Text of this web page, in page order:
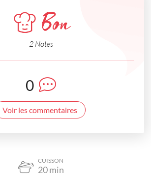
Bon
2 Notes
0
Voir les commentaires
CUISSON
20min